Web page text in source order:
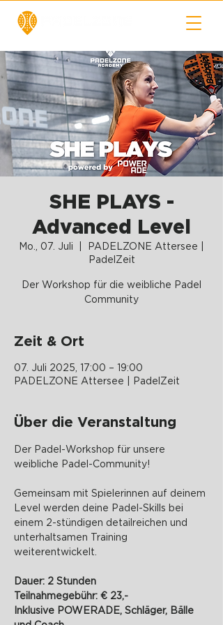
SHE PLAYS -
Advanced Level
Mo., 07. Juli
PADELZONE Attersee |
PadelZeit
Der Workshop für die weibliche Padel
Community
Zeit & Ort
07. Juli 2025, 17:00 – 19:00
PADELZONE Attersee | PadelZeit
Über die Veranstaltung
Der Padel-Workshop für unsere
weibliche Padel-Community!
Gemeinsam mit Spielerinnen auf deinem
Level werden deine Padel-Skills bei
einem 2-stündigen detailreichen und
unterhaltsamen Training
weiterentwickelt.
Dauer: 2 Stunden
Teilnahmegebühr: € 23,-
Inklusive POWERADE, Schläger, Bälle